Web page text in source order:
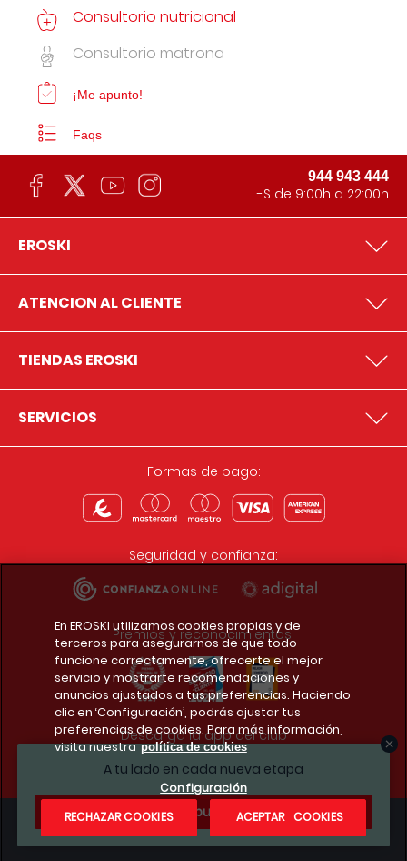
A tu lado en cada nueva etapa
¿Te apuntas?
Consultorio nutricional
Consultorio matrona
¡Me apunto!
Faqs
944 943 444
L-S de 9:00h a 22:00h
EROSKI
ATENCION AL CLIENTE
TIENDAS EROSKI
SERVICIOS
Formas de pago:
Seguridad y confianza:
Premios y reconocimientos:
Descarga la app del club
Condiciones legales
En EROSKI utilizamos cookies propias y de
terceros para asegurarnos de que todo
funcione correctamente, ofrecerte el mejor
servicio y mostrarte recomendaciones y
anuncios ajustados a tus preferencias. Haciendo
clic en ‘Configuración’, podrás ajustar tus
preferencias de cookies. Para más información,
visita nuestra política de cookies
Configuración
RECHAZAR COOKIES
ACEPTAR COOKIES